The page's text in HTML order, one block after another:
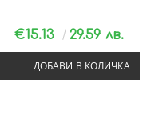
€15.13 29.59 лв.
ДОБАВИ В КОЛИЧКА